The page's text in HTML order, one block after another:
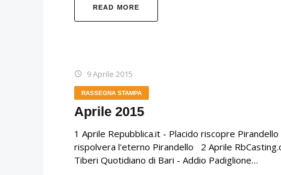
READ MORE
9 Aprile 2015
RASSEGNA STAMPA
Aprile 2015
1 Aprile Repubblica.it - Placido riscopre
rispolvera l'eterno Pirandello 2 Aprile
Tiberi Quotidiano di Bari - Addio Padiglione…